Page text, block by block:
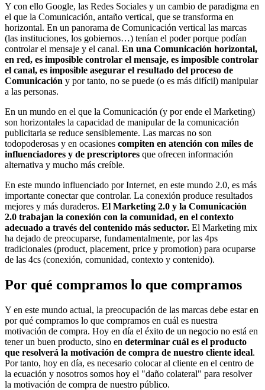
Y con ello Google, las Redes Sociales y un cambio de paradigma en
el que la Comunicación, antaño vertical, que se transforma en
horizontal. En un panorama de Comunicación vertical las marcas
(las instituciones, los gobiernos…) tenían el poder porque podían
controlar el mensaje y el canal. En una Comunicación horizontal,
en red, es imposible controlar el mensaje, es imposible controlar
el canal, es imposible asegurar el resultado del proceso de
Comunicación y por tanto, no se puede (o es más difícil) manipular
a las personas.
En un mundo en el que la Comunicación (y por ende el Marketing)
son horizontales la capacidad de manipular de la comunicación
publicitaria se reduce sensiblemente. Las marcas no son
todopoderosas y en ocasiones compiten en atención con miles de
influenciadores y de prescriptores que ofrecen información
alternativa y mucho más creíble.
En este mundo influenciado por Internet, en este mundo 2.0, es más
importante conectar que controlar. La conexión produce resultados
mejores y más duraderos. El Marketing 2.0 y la Comunicación
2.0 trabajan la conexión con la comunidad, en el contexto
adecuado a través del contenido más seductor. El Marketing mix
ha dejado de preocuparse, fundamentalmente, por las 4ps
tradicionales (product, placement, price y promotion) para ocuparse
de las 4cs (conexión, comunidad, contexto y contenido).
Por qué compramos lo que compramos
Y en este mundo actual, la preocupación de las marcas debe estar en
por qué compramos lo que compramos en cuál es nuestra
motivación de compra. Hoy en día el éxito de un negocio no está en
tener un buen producto, sino en determinar cuál es el producto
que resolverá la motivación de compra de nuestro cliente ideal.
Por tanto, hoy en día, es necesario colocar al cliente en el centro de
la ecuación y nosotros somos hoy el "daño colateral" para resolver
la motivación de compra de nuestro público.